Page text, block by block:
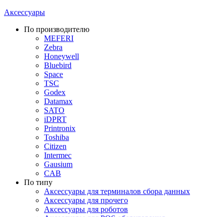
Аксессуары
По производителю
MEFERI
Zebra
Honeywell
Bluebird
Space
TSC
Godex
Datamax
SATO
iDPRT
Printronix
Toshiba
Citizen
Intermec
Gausium
CAB
По типу
Аксессуары для терминалов сбора данных
Аксессуары для прочего
Аксессуары для роботов